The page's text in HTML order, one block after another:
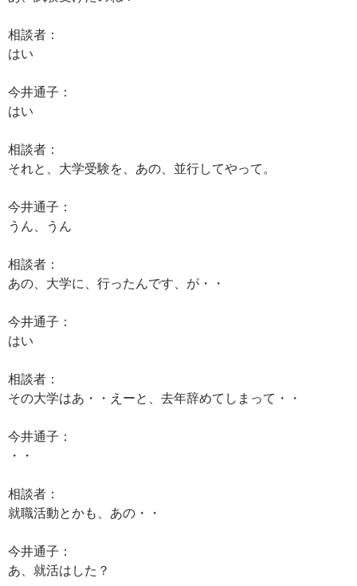
相談者：
はい
今井通子：
はい
相談者：
それと、大学受験を、あの、並行してやって。
今井通子：
うん、うん
相談者：
あの、大学に、行ったんです、が・・
今井通子：
はい
相談者：
その大学はあ・・えーと、去年辞めてしまって・・
今井通子：
・・
相談者：
就職活動とかも、あの・・
今井通子：
あ、就活はした？